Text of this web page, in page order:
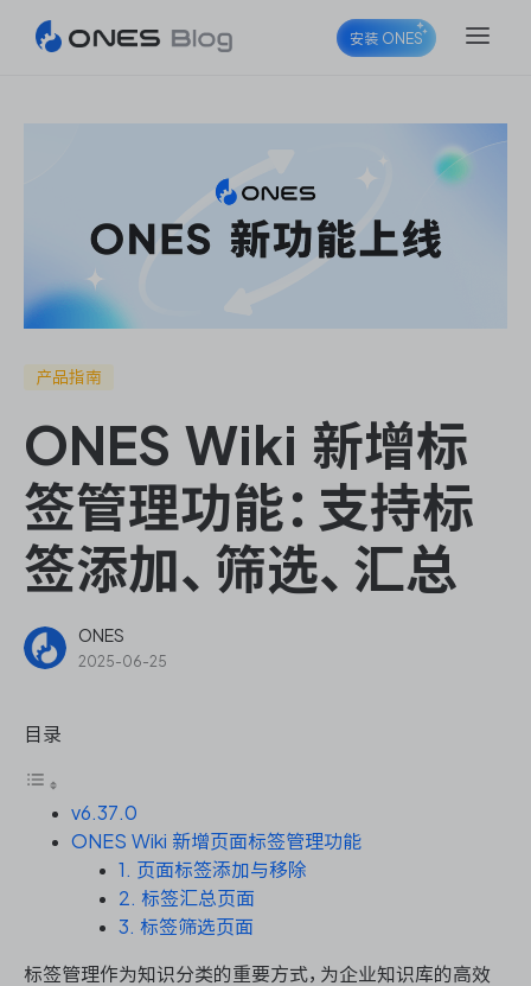
ONES Wiki
ONES Desk
ONES Assistant
企业知识库管理
瀑布项目管理
测试管理
研发效能管理
安装 ONES
产品指南
ONES Wiki 新增标
签管理功能：支持标
签添加、筛选、汇总
ONES
2025-06-25
目录
v6.37.0
ONES Wiki 新增页面标签管理功能
1. 页面标签添加与移除
2. 标签汇总页面
3. 标签筛选页面
标签管理作为知识分类的重要方式，为企业知识库的高效